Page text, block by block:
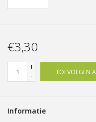
kleuren en lettertypes
€3,30
+
-
TOEVOEGEN
Informatie